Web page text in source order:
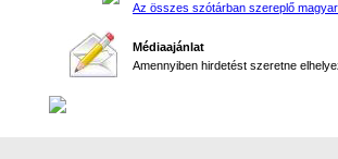
Az összes szótárban szereplő
Médiaajánlat
Amennyiben hirdetést szeretne